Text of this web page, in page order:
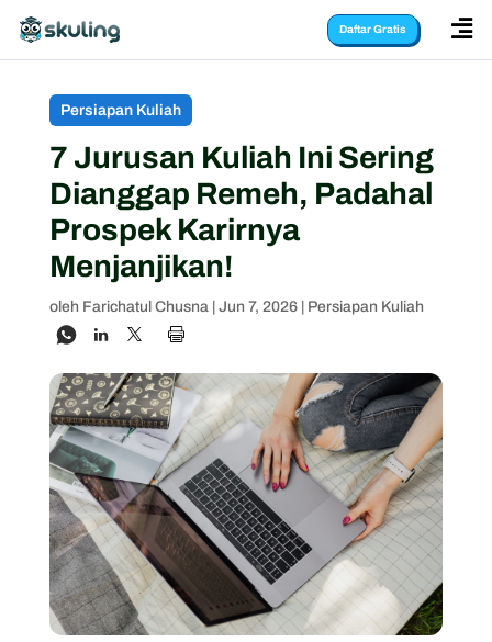
Daftar Gratis 
Persiapan Kuliah
7 Jurusan Kuliah Ini Sering
Dianggap Remeh, Padahal
Prospek Karirnya
Menjanjikan!
oleh Farichatul Chusna| Jun 7, 2026| Persiapan Kuliah